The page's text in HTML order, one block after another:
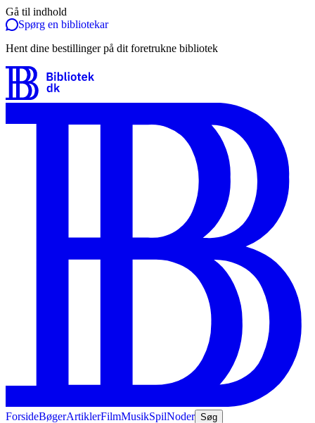
Gå til indhold
Spørg en bibliotekar
Hent dine bestillinger på dit foretrukne bibliotek
ForsideBøgerArtiklerFilmMusikSpilNoder Søg